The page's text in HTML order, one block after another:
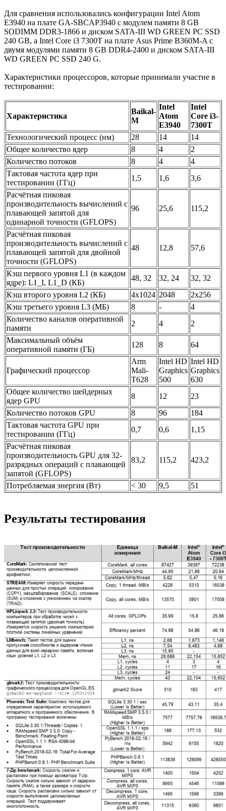
Для сравнения использовались конфигурации Intel Atom
E3940 на плате GA-SBCAP3940 с модулем памяти 8 GB
SODIMM DDR3-1866 и диском SATA-III WD GREEN PC SSD
240 GB, а Intel Core i3 7300T на плате Asus Prime B360M-A с
двумя модулями памяти 8 GB DDR4-2400 и диском SATA-III
WD GREEN PC SSD 240 G.
Характеристики процессоров, которые принимали участие в
тестировании:
Характеристика
Baikal-
M
Intel
Atom
E3940
Intel
Core i3-
7300T
Технологический процесс (нм)
28 14
14
Общее количество ядер
8 4
2
Количество потоков
8 4
4
Тактовая частота ядер при
тестировании (ГГц)
1,5 1,6
3,6
Расчётная пиковая
производительность вычислений с
плавающей запятой для
одинарной точности (GFLOPS)
96 25,6 115,2
Расчётная пиковая
производительность вычислений с
плавающей запятой для двойной
точности (GFLOPS)
48 12,8 57,6
Кэш первого уровня L1 (в каждом
ядре): L1_I, L1_D (КБ)
48, 32 32, 24
32, 32
Кэш второго уровня L2 (КБ)
4x1024 2048
2x256
Кэш третьего уровня L3 (МБ)
8 -
4
Количество каналов оперативной
памяти
2 4
2
Максимальный объём
оперативной памяти (ГБ)
128 8 64
Графический процессор
Arm
Mali-
T628
Intel HD
Graphics
500
Intel HD
Graphics
630
Общее количество шейдерных
ядер GPU
8 12
23
Количество потоков GPU
8 96
184
Тактовая частота GPU при
тестировании (ГГц)
0,7 0,6
1,15
Расчётная пиковая
производительность GPU для 32-
разрядных операций с плавающей
запятой (GFLOPS)
83,2 115,2 423,2
Потребляемая энергия (Вт) < 30 9,5 51
Результаты тестирования